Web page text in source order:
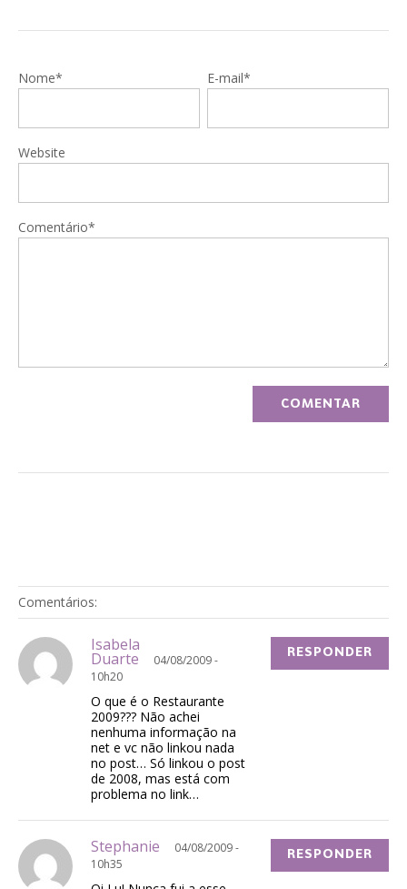
Nome* E-mail*
Website
Comentário*
Comentários:
Isabela
Duarte
04/08/2009 -
10h20
O que é o Restaurante
2009??? Não achei
nenhuma informação na
net e vc não linkou nada
no post… Só linkou o post
de 2008, mas está com
problema no link…
RESPONDER
Stephanie
04/08/2009 -
10h35
RESPONDER